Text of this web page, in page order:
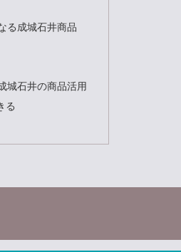
る成城石井商品
城石井の商品活用
る